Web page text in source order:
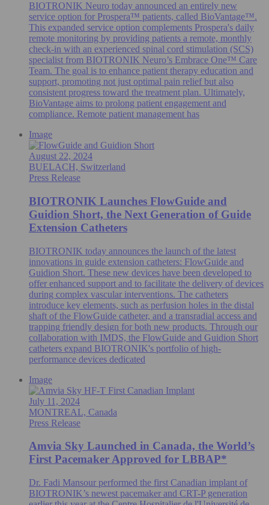
BIOTRONIK Neuro today announced an entirely new
service option for Prospera™ patients, called BioVantage™.
This expanded service option complements Prospera's daily
remote monitoring by providing patients a remote, monthly
check-in with an experienced spinal cord stimulation (SCS)
specialist from BIOTRONIK Neuro’s Embrace One™ Care
Team. The goal is to enhance patient therapy education and
support, promoting not just optimal pain relief but also
consistent progress toward the treatment plan. Ultimately,
BioVantage aims to prolong patient engagement and
compliance. Remote patient management has
Image
August 22, 2024
BUELACH, Switzerland
Press Release
BIOTRONIK Launches FlowGuide and
Guidion Short, the Next Generation of Guide
Extension Catheters
BIOTRONIK today announces the launch of the latest
innovations in guide extension catheters: FlowGuide and
Guidion Short. These new devices have been developed to
offer enhanced support and to facilitate the delivery of devices
during complex vascular interventions. The catheters
introduce key elements, such as perfusion holes in the distal
shaft of the FlowGuide catheter, and a transradial access and
trapping friendly design for both new products. Through our
collaboration with IMDS, the FlowGuide and Guidion Short
catheters expand BIOTRONIK's portfolio of high-
performance devices dedicated
Image
July 11, 2024
MONTREAL, Canada
Press Release
Amvia Sky Launched in Canada, the World’s
First Pacemaker Approved for LBBAP*
Dr. Fadi Mansour performed the first Canadian implant of
BIOTRONIK’s newest pacemaker and CRT-P generation